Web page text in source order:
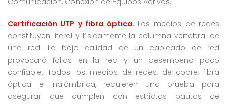
Certificación UTP y fibra óptica. Los medios de redes
constituyen literal y físicamente la columna vertebral de
una red. La baja calidad de un cableado de red
provocará fallas en la red y un desempeño poco
confiable. Todos los medios de redes, de cobre, fibra
óptica e inalámbrica, requieren una prueba para
asegurar que cumplen con estrictas pautas de